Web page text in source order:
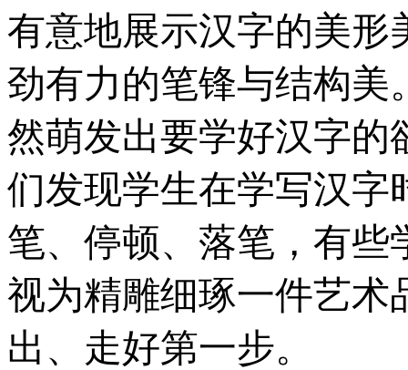
有意地展示汉字的美形
劲有力的笔锋与结构美
然萌发出要学好汉字的
们发现学生在学写汉字
笔、停顿、落笔，有些
视为精雕细琢一件艺术
出、走好第一步。